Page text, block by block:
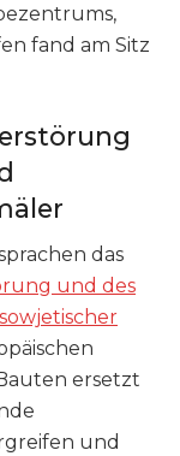
fand am Sitz
das
und des
ersetzt
und